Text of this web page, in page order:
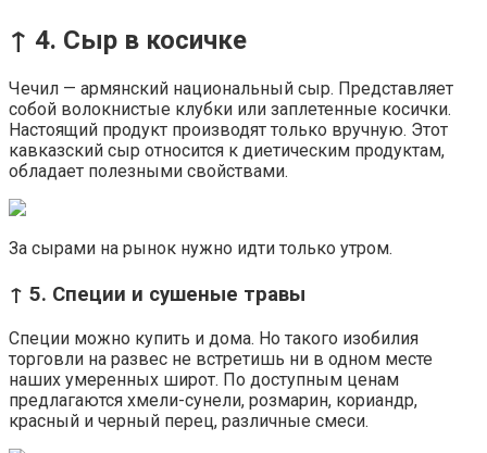
↑ 4. Сыр в косичке
Чечил — армянский национальный сыр. Представляет
собой волокнистые клубки или заплетенные косички.
Настоящий продукт производят только вручную. Этот
кавказский сыр относится к диетическим продуктам,
обладает полезными свойствами.
За сырами на рынок нужно идти только утром.
↑ 5. Специи и сушеные травы
Специи можно купить и дома. Но такого изобилия
торговли на развес не встретишь ни в одном месте
наших умеренных широт. По доступным ценам
предлагаются хмели-сунели, розмарин, кориандр,
красный и черный перец, различные смеси.